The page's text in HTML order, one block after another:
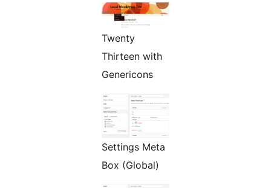
Twenty
Thirteen with
Genericons
Settings Meta
Box (Global)